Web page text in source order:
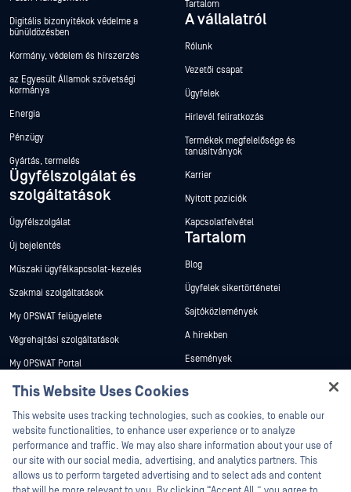
Digitális bizonyítékok védelme a
bűnüldözésben
Kormány, védelem és hírszerzés
az Egyesült Államok szövetségi
kormánya
Energia
Pénzügy
Gyártás, termelés
Ügyfélszolgálat és
szolgáltatások
Ügyfélszolgálat
Új bejelentés
Műszaki ügyfélkapcsolat-kezelés
Szakmai szolgáltatások
My OPSWAT felügyelete
Végrehajtási szolgáltatások
My OPSWAT Portal
Műszaki dokumentáció
Képzések
Biztonsági sebezhetőségi program
Partnerek
Tanúsítvány
Tartalom
A vállalatról
Rólunk
Vezetői csapat
Ügyfelek
Hírlevél feliratkozás
Termékek megfelelősége és
tanúsítványok
Karrier
Nyitott pozíciók
Kapcsolatfelvétel
Tartalom
Blog
Ügyfelek sikertörténetei
Sajtóközlemények
A hírekben
Események
Fehér könyvek
This Website Uses Cookies
This website uses tracking technologies, such as cookies, to enable our
website functionalities, to enhance user experience or to analyze
performance and traffic. We may also share information about your use of
our site with our social media, advertising, and analytics partners. This
allows us to perform targeted advertising and to select ads and content